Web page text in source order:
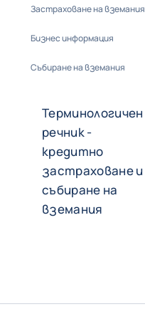
Застраховане на вземания
Бизнес информация
Събиране на вземания
Терминологичен
речник -
кредитно
застраховане и
събиране на
вземания